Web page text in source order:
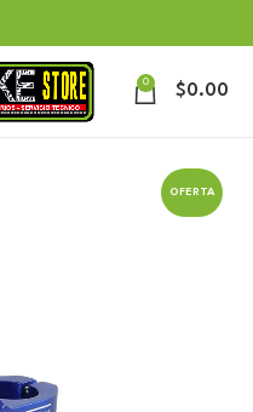
0 $0.00
OFERTA